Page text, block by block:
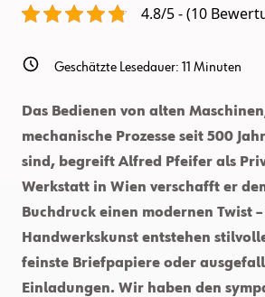
4.8/5 - (10
Geschätzte Lesedauer: 11 Minuten
Das Bedienen von alten
mechanische Prozesse seit 500
sind, begreift Alfred Pfeifer als
Werkstatt in Wien verschafft er
Buchdruck einen modernen Twist
Handwerkskunst entstehen
feinste Briefpapiere oder
Einladungen. Wir haben den